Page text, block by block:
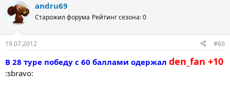
andru69
Старожил форума Рейтинг сезона: 0
19.07.2012 #60
В 28 туре победу с 60 баллами одержал den_fan +10
:sbravo: